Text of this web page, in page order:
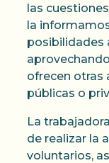
las
la
posibilidades
ofrecen otras
públicas o
La
de realizar la
voluntarios,